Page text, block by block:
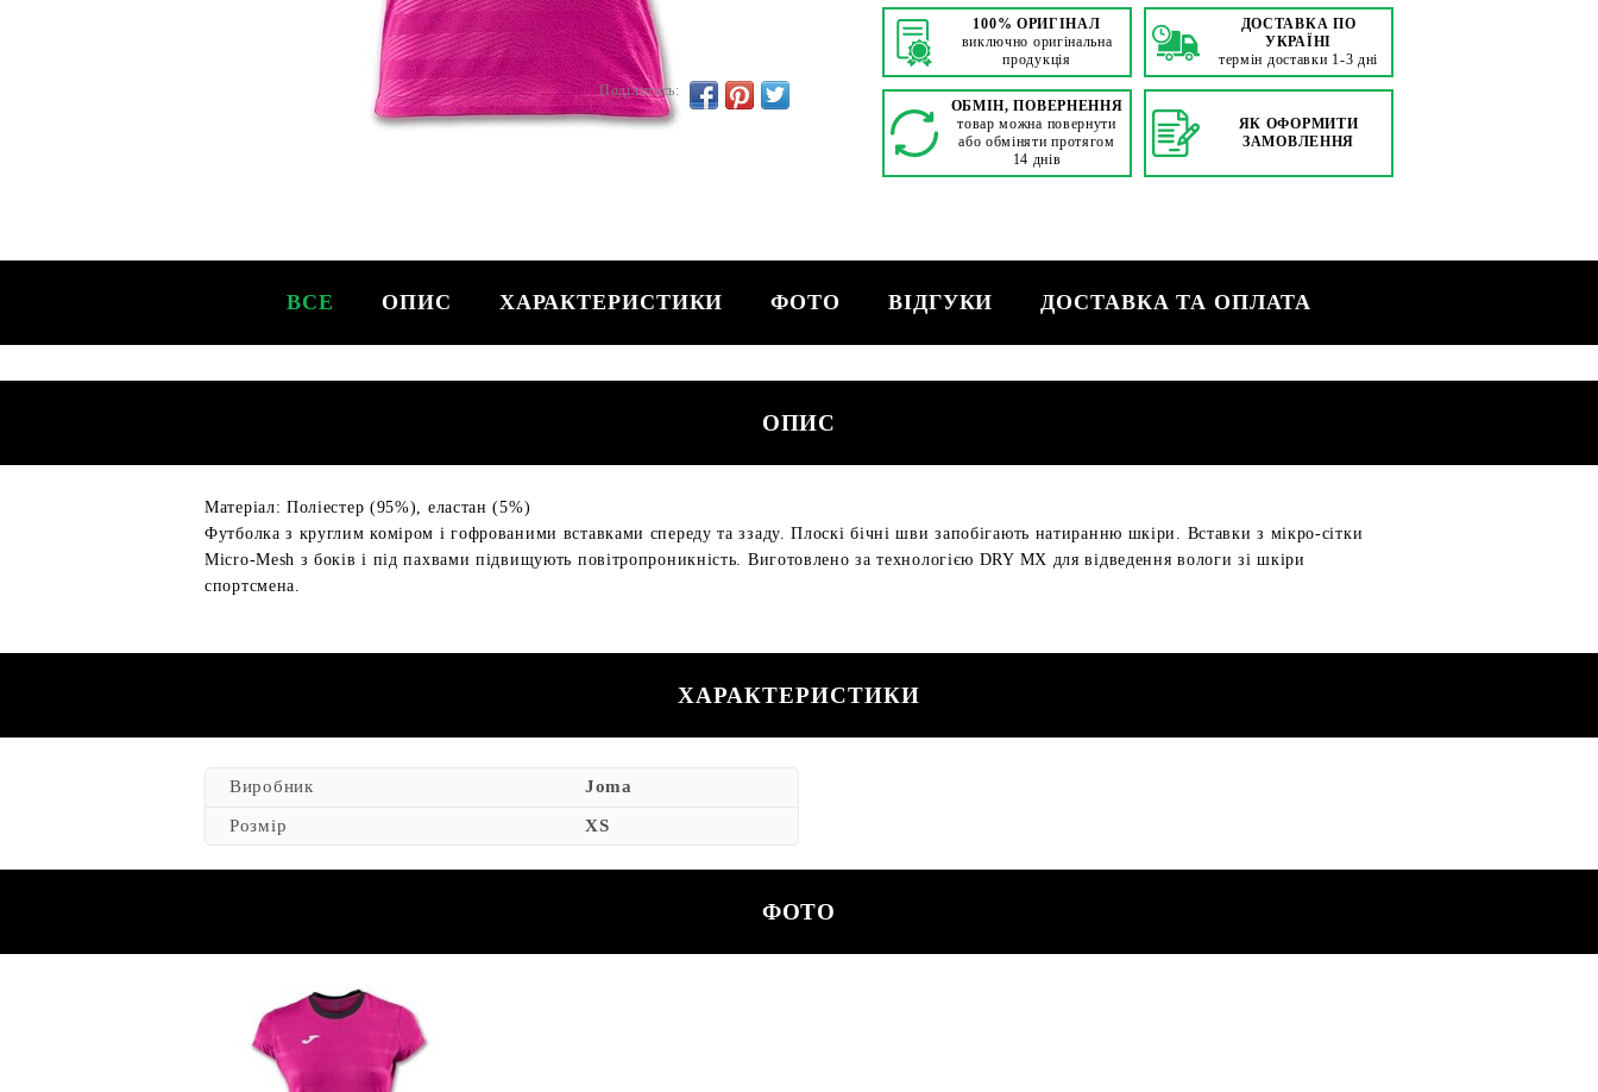
Поділитись:
100% ОРИГІНАЛ
виключно оригінальна
продукція
ДОСТАВКА ПО
УКРАЇНІ
термін доставки 1-3 дні
ОБМІН, ПОВЕРНЕННЯ
товар можна повернути
або обміняти протягом
14 днів
ЯК ОФОРМИТИ
ЗАМОВЛЕННЯ
ВСЕ ОПИС ХАРАКТЕРИСТИКИ ФОТО ВІДГУКИ ДОСТАВКА ТА ОПЛАТА
ОПИС
Матеріал: Поліестер (95%), еластан (5%)
Футболка з круглим коміром і гофрованими вставками спереду та ззаду. Плоскі бічні шви запобігають натиранню шкіри. Вставки з мікро-сітки
Micro-Mesh з боків і під пахвами підвищують повітропроникність. Виготовлено за технологією DRY MX для відведення вологи зі шкіри
спортсмена.
ХАРАКТЕРИСТИКИ
Виробник Joma
Розмір XS
ФОТО